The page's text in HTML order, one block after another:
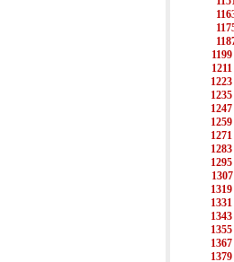
1199
1211
1223
1235
1247
1259
1271
1283
1295
1307
1319
1331
1343
1355
1367
1379